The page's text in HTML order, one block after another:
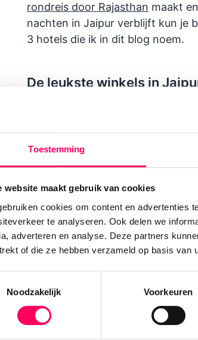
Toestemming
website maakt gebruik van cookies
cookies om content en advertenties
te analyseren. Ook delen we
adverteren en analyse. Deze partners
of die ze hebben verzameld op basis van
Noodzakelijk
Voorkeuren
rondreis door Rajasthan maakt
nachten in Jaipur verblijft kun je
3 hotels die ik in dit blog noem.
De leukste winkels in
Anokhi - een winkel met
stoffen.
Ladu - een winkel waar
verkocht
PDKF - de winkel van de
van iedere bestelling die je
Nila Jaipur - een winkel en
(blockprint) textiel koopt.
Drie bijzondere hotels in